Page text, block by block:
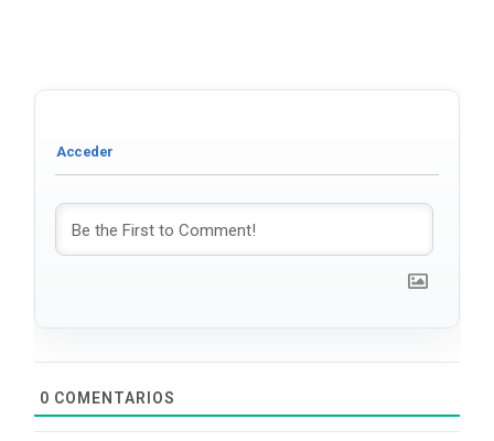
0 COMENTARIOS